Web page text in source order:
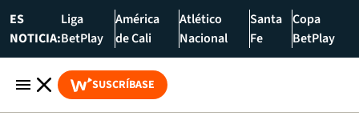
ES
NOTICIA:
Liga
BetPlay
América
de Cali
Atlético
Nacional
Santa
Fe
Copa
BetPlay
SUSCRÍBASE